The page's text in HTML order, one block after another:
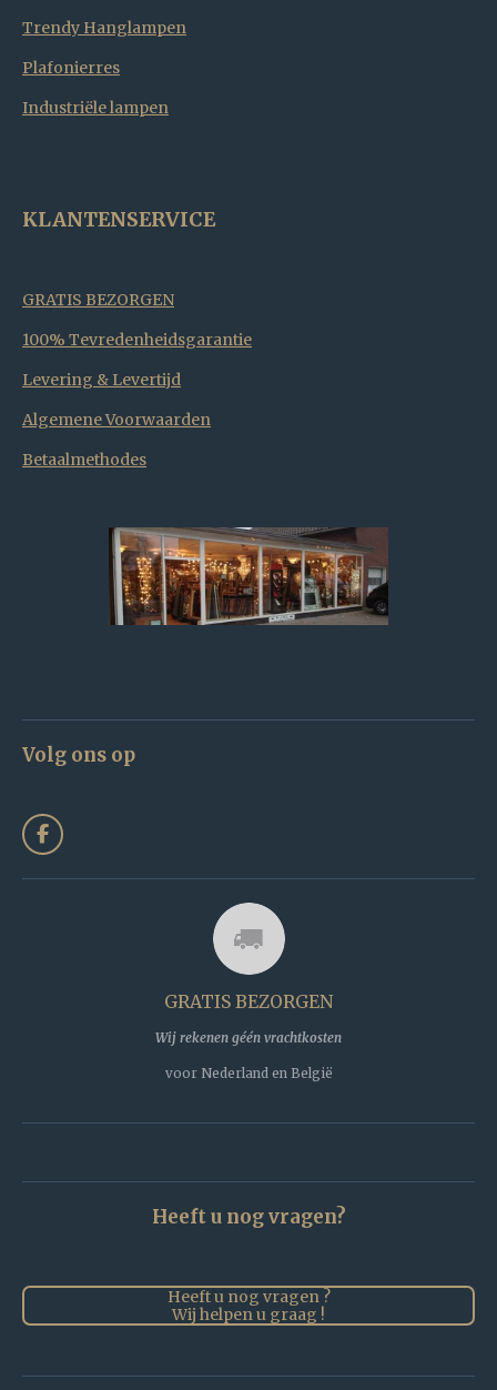
Trendy Hanglampen
Plafonierres
Industriële lampen
KLANTENSERVICE
GRATIS BEZORGEN
100% Tevredenheidsgarantie
Levering & Levertijd
Algemene Voorwaarden
Betaalmethodes
Volg ons op
F
a
c
GRATIS BEZORGEN
Wij rekenen géén vrachtkosten
voor Nederland en België
Heeft u nog vragen?
Heeft u nog vragen ?
Wij helpen u graag !